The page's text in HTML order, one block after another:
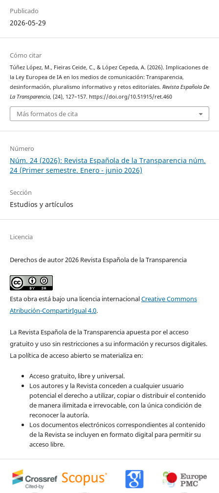
Publicado
2026-05-29
Cómo citar
Túñez López, M., Fieiras Ceide, C., & López Cepeda, A. (2026). Implicaciones de
la Ley Europea de IA en los medios de comunicación: Transparencia,
desinformación, pluralismo informativo y retos editoriales. Revista Española De
La Transparencia, (24), 127–157. https://doi.org/10.51915/ret.460
Más formatos de cita
Número
Núm. 24 (2026): Revista Española de la Transparencia núm.
24 (Primer semestre. Enero - junio 2026)
Sección
Estudios y artículos
Licencia
Derechos de autor 2026 Revista Española de la Transparencia
Esta obra está bajo una licencia internacionalCreative Commons
Atribución-CompartirIgual 4.0.
La Revista Española de la Transparencia apuesta por el acceso
gratuito y uso sin restricciones a su información y recursos digitales.
La política de acceso abierto se materializa en:
Acceso gratuito, libre y universal.
Los autores y la Revista conceden a cualquier usuario
potencial el derecho a utilizar, copiar o distribuir el contenido
de manera ilimitada e irrevocable, con la única condición de
reconocer la autoría.
Los documentos electrónicos correspondientes al contenido
de la Revista se incluyen en formato digital para permitir su
acceso libre.